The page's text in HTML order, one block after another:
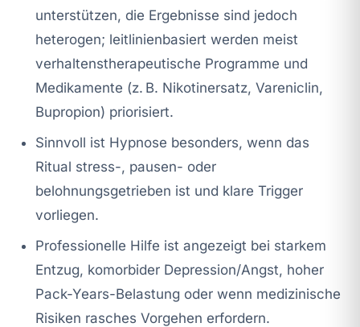
unterstützen, die Ergebnisse sind jedoch
heterogen; leitlinienbasiert werden meist
verhaltenstherapeutische Programme und
Medikamente (z. B. Nikotinersatz, Vareniclin,
Bupropion) priorisiert.
Sinnvoll ist Hypnose besonders, wenn das
Ritual stress-, pausen- oder
belohnungsgetrieben ist und klare Trigger
vorliegen.
Professionelle Hilfe ist angezeigt bei starkem
Entzug, komorbider Depression/Angst, hoher
Pack-Years-Belastung oder wenn medizinische
Risiken rasches Vorgehen erfordern.